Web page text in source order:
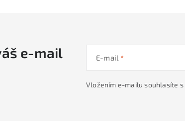
e-mail E-mail
Vložením e-mailu souhlasíte s